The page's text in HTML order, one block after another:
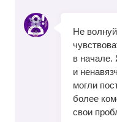
Не
в
и
могли
более
свои